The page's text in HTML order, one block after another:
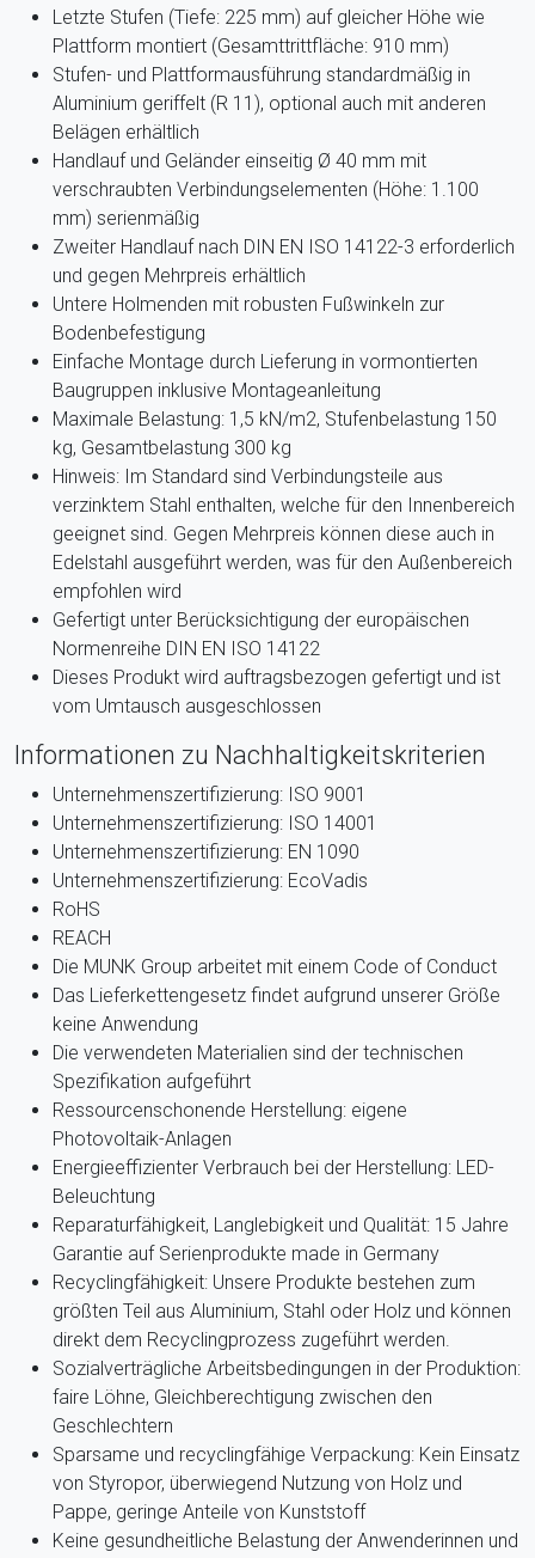
Letzte Stufen (Tiefe: 225 mm) auf gleicher Höhe wie
Plattform montiert (Gesamttrittfläche: 910 mm)
Stufen- und Plattformausführung standardmäßig in
Aluminium geriffelt (R 11), optional auch mit anderen
Belägen erhältlich
Handlauf und Geländer einseitig Ø 40 mm mit
verschraubten Verbindungselementen (Höhe: 1.100
mm) serienmäßig
Zweiter Handlauf nach DIN EN ISO 14122-3 erforderlich
und gegen Mehrpreis erhältlich
Untere Holmenden mit robusten Fußwinkeln zur
Bodenbefestigung
Einfache Montage durch Lieferung in vormontierten
Baugruppen inklusive Montageanleitung
Maximale Belastung: 1,5 kN/m2, Stufenbelastung 150
kg, Gesamtbelastung 300 kg
Hinweis: Im Standard sind Verbindungsteile aus
verzinktem Stahl enthalten, welche für den Innenbereich
geeignet sind. Gegen Mehrpreis können diese auch in
Edelstahl ausgeführt werden, was für den Außenbereich
empfohlen wird
Gefertigt unter Berücksichtigung der europäischen
Normenreihe DIN EN ISO 14122
Dieses Produkt wird auftragsbezogen gefertigt und ist
vom Umtausch ausgeschlossen
Informationen zu Nachhaltigkeitskriterien
Unternehmenszertifizierung: ISO 9001
Unternehmenszertifizierung: ISO 14001
Unternehmenszertifizierung: EN 1090
Unternehmenszertifizierung: EcoVadis
RoHS
REACH
Die MUNK Group arbeitet mit einem Code of Conduct
Das Lieferkettengesetz findet aufgrund unserer Größe
keine Anwendung
Die verwendeten Materialien sind der technischen
Spezifikation aufgeführt
Ressourcenschonende Herstellung: eigene
Photovoltaik-Anlagen
Energieeffizienter Verbrauch bei der Herstellung: LED-
Beleuchtung
Reparaturfähigkeit, Langlebigkeit und Qualität: 15 Jahre
Garantie auf Serienprodukte made in Germany
Recyclingfähigkeit: Unsere Produkte bestehen zum
größten Teil aus Aluminium, Stahl oder Holz und können
direkt dem Recyclingprozess zugeführt werden.
Sozialverträgliche Arbeitsbedingungen in der Produktion:
faire Löhne, Gleichberechtigung zwischen den
Geschlechtern
Sparsame und recyclingfähige Verpackung: Kein Einsatz
von Styropor, überwiegend Nutzung von Holz und
Pappe, geringe Anteile von Kunststoff
Keine gesundheitliche Belastung der Anwenderinnen und